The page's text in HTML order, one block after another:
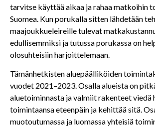
tarvitse käyttää aikaa ja rahaa matkoihin
Suomea. Kun porukalla sitten lähdetään
maajoukkueleireille tulevat
edullisemmiksi ja tutussa porukassa on
olosuhteisiin harjoittelemaan.
Tämänhetkisten aluepäälliköiden
vuodet 2021–2023. Osalla alueista on
aluetoiminnasta ja valmiit rakenteet viedä
toimintaansa eteenpäin ja kehittää sitä.
muotoutumassa ja luomassa yhteisiä